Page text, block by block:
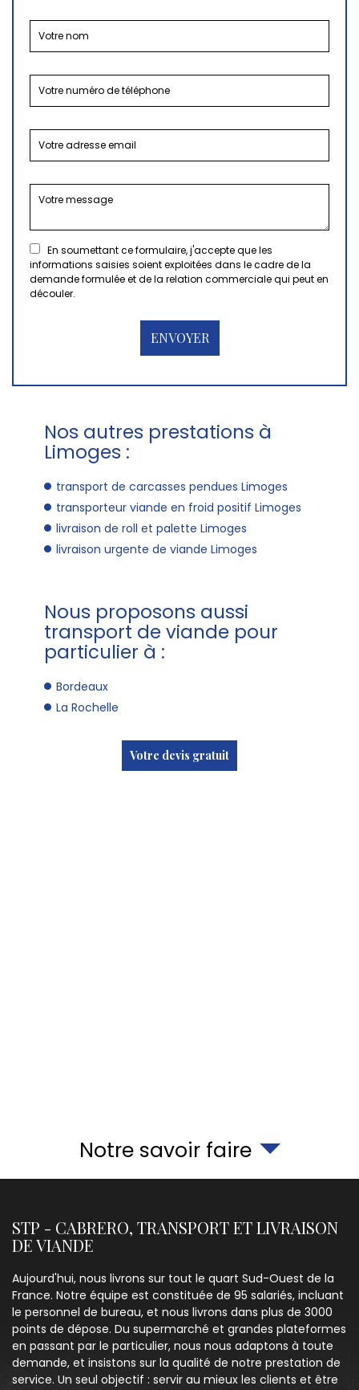
En soumettant ce formulaire, j'accepte que les
informations saisies soient exploitées dans le cadre de la
demande formulée et de la relation commerciale qui peut en
découler.
Nos autres prestations à
Limoges :
transport de carcasses pendues Limoges
transporteur viande en froid positif Limoges
livraison de roll et palette Limoges
livraison urgente de viande Limoges
Nous proposons aussi
transport de viande pour
particulier à :
Bordeaux
La Rochelle
Votre devis gratuit
Notre savoir faire
STP - CABRERO, TRANSPORT ET LIVRAISON
DE VIANDE
Aujourd'hui, nous livrons sur tout le quart Sud-Ouest de la
France. Notre équipe est constituée de 95 salariés, incluant
le personnel de bureau, et nous livrons dans plus de 3000
points de dépose. Du supermarché et grandes plateformes
en passant par le particulier, nous nous adaptons à toute
demande, et insistons sur la qualité de notre prestation de
service. Un seul objectif : servir au mieux les clients et être